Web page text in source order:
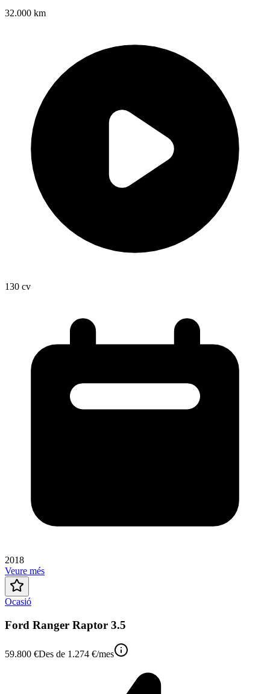
32.000 km
130 cv
2018
Veure més
Ocasió
Ford Ranger Raptor 3.5
59.800 €Des de 1.274 €/mes